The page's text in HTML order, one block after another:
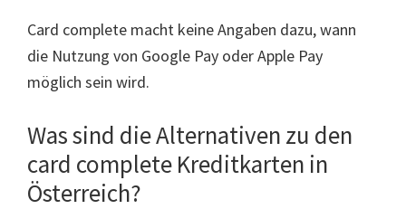
Card complete macht keine Angaben dazu, wann
die Nutzung von Google Pay oder Apple Pay
möglich sein wird.
Was sind die Alternativen zu den
card complete Kreditkarten in
Österreich?